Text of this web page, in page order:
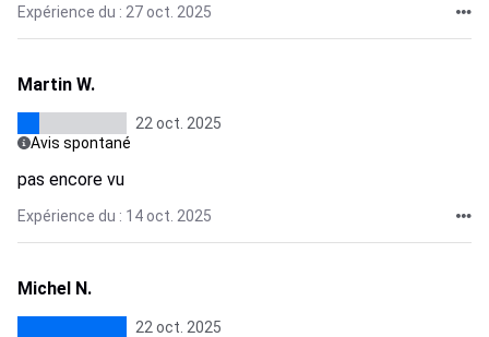
Expérience du : 27 oct. 2025
Martin W.
22 oct. 2025
Avis spontané
pas encore vu
Expérience du : 14 oct. 2025
Michel N.
22 oct. 2025